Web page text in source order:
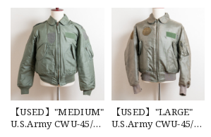
2026/07/17
2026/07/17
【USED】"MEDIUM"
U.S.Army CWU-45/P
【USED】"LARGE"
U.S.Army CWU-45/P